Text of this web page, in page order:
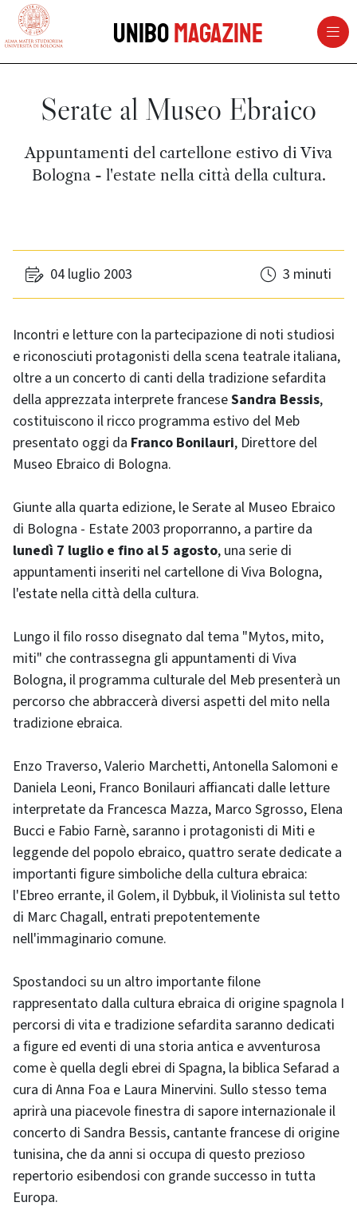
vai al contenuto della pagina
UniboMagazine
Serate al Museo Ebraico
Appuntamenti del cartellone estivo di Viva
Bologna - l'estate nella città della cultura.
04 luglio 2003 3 minuti
Incontri e letture con la partecipazione di noti studiosi
e riconosciuti protagonisti della scena teatrale italiana,
oltre a un concerto di canti della tradizione sefardita
della apprezzata interprete franceseSandra Bessis,
costituiscono il ricco programma estivo del Meb
presentato oggi da Franco Bonilauri, Direttore del
Museo Ebraico di Bologna.
Giunte alla quarta edizione, le Serate al Museo Ebraico
di Bologna - Estate 2003 proporranno, a partire da
lunedì 7 luglio e fino al 5 agosto, una serie di
appuntamenti inseriti nel cartellone di Viva Bologna,
l'estate nella città della cultura.
Lungo il filo rosso disegnato dal tema "Mytos, mito,
miti" che contrassegna gli appuntamenti di Viva
Bologna, il programma culturale del Meb presenterà un
percorso che abbraccerà diversi aspetti del mito nella
tradizione ebraica.
Enzo Traverso, Valerio Marchetti, Antonella Salomoni e
Daniela Leoni, Franco Bonilauri affiancati dalle letture
interpretate da Francesca Mazza, Marco Sgrosso, Elena
Bucci e Fabio Farnè, saranno i protagonisti di Miti e
leggende del popolo ebraico, quattro serate dedicate a
importanti figure simboliche della cultura ebraica:
l'Ebreo errante, il Golem, il Dybbuk, il Violinista sul tetto
di Marc Chagall, entrati prepotentemente
nell'immaginario comune.
Spostandoci su un altro importante filone
rappresentato dalla cultura ebraica di origine spagnola I
percorsi di vita e tradizione sefardita saranno dedicati
a figure ed eventi di una storia antica e avventurosa
come è quella degli ebrei di Spagna, la biblica Sefarad a
cura di Anna Foa e Laura Minervini. Sullo stesso tema
aprirà una piacevole finestra di sapore internazionale il
concerto di Sandra Bessis, cantante francese di origine
tunisina, che da anni si occupa di questo prezioso
repertorio esibendosi con grande successo in tutta
Europa.